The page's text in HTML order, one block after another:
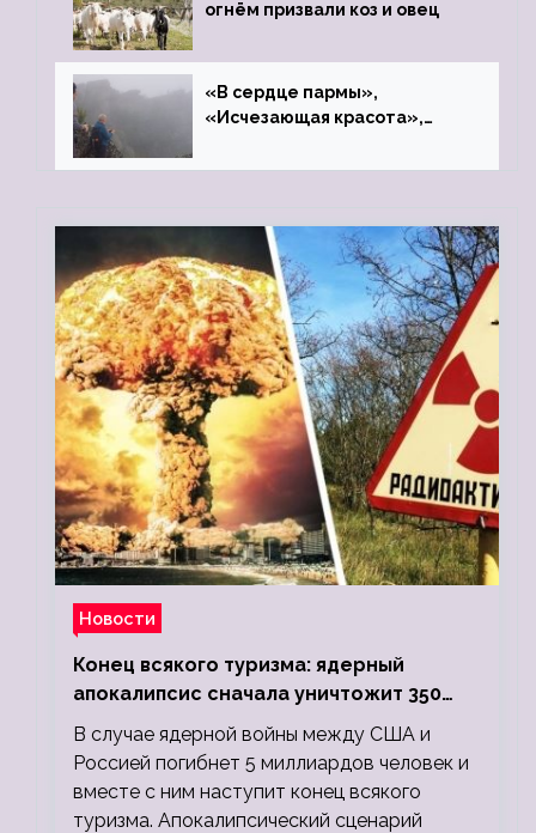
огнём призвали коз и овец
«В сердце пармы»,
«Исчезающая красота»,
Новости
Конец всякого туризма: ядерный
апокалипсис сначала уничтожит 350
миллионов, а потом 5 миллиардов
людей
В случае ядерной войны между США и
Россией погибнет 5 миллиардов человек и
вместе с ним наступит конец всякого
туризма. Апокалипсический сценарий